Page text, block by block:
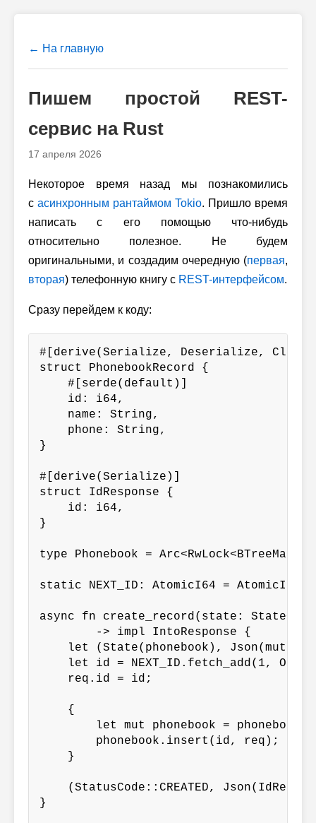
← На главную
Пишем простой REST-
сервис на Rust
17 апреля 2026
Некоторое время назад мы познакомились
с асинхронным рантаймом Tokio. Пришло время
написать с его помощью что-нибудь
относительно полезное. Не будем
оригинальными, и создадим очередную (первая,
вторая) телефонную книгу с REST-интерфейсом.
Сразу перейдем к коду:
#[derive(Serialize, Deserialize,
struct PhonebookRecord {
    #[serde(default)]
    id: i64,
    name: String,
    phone: String,
}
#[derive(Serialize)]
struct IdResponse {
    id: i64,
}
type Phonebook =
static NEXT_ID: AtomicI64 =
async fn create_record(state:
        -> impl IntoResponse {
let (State(phonebook), Json(mut
let id = NEXT_ID.fetch_add(1,
    req.id = id;
    {
let mut phonebook =
        phonebook.insert(id, req);
    }
(StatusCode::CREATED,
}